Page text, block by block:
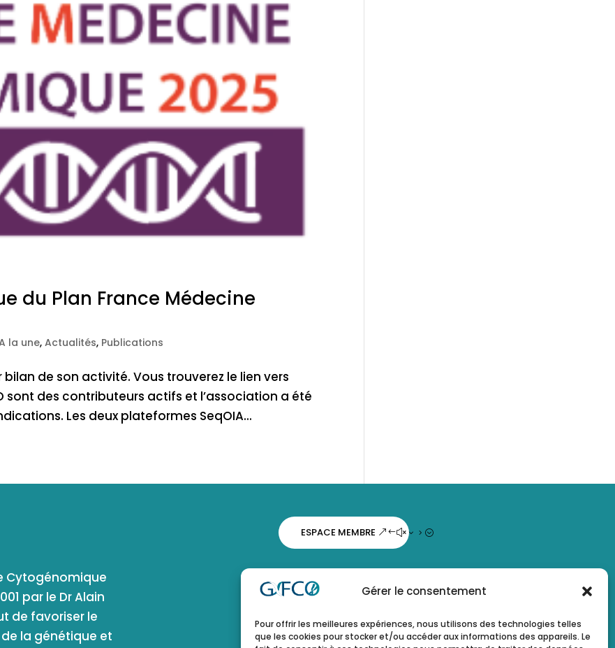
Gérer le consentement
Pour offrir les meilleures expériences, nous utilisons des technologies telles
que les cookies pour stocker et/ou accéder aux informations des appareils. Le
du Plan France Médecine
la une,Actualités, Publications
de son activité. Vous trouverez le lien vers
sont des contributeurs actifs et l’association a été
Les deux plateformes SeqOIA...
Cytogénomique
par le Dr Alain
de favoriser le
la génétique et
ESPACE MEMBRE